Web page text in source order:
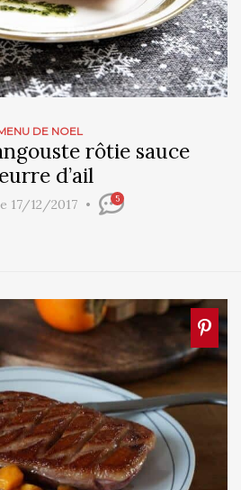
DE NOEL
rôtie sauce
d’ail
17/12/2017 5